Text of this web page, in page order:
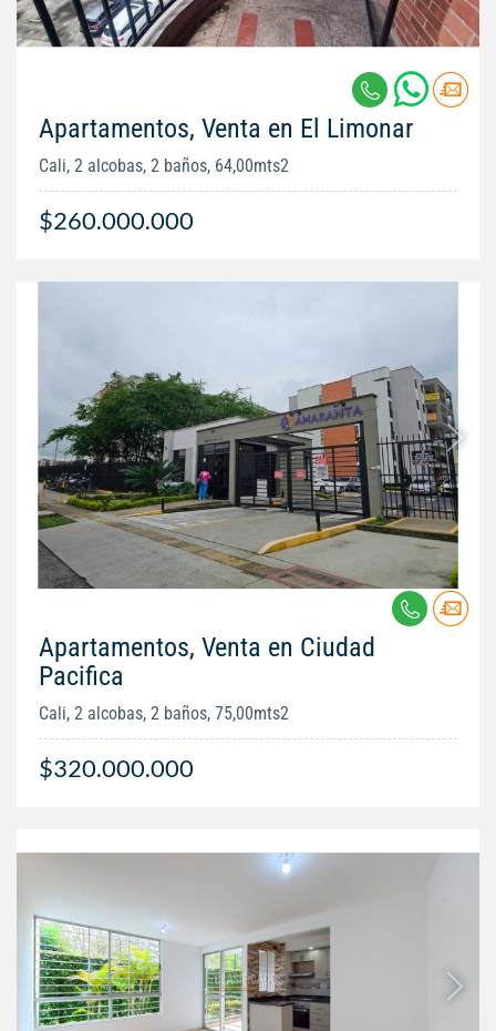
Apartamentos, Venta en El Limonar
Cali, 2 alcobas, 2 baños, 64,00mts2
$260.000.000
Apartamentos, Venta en Ciudad
Pacifica
Cali, 2 alcobas, 2 baños, 75,00mts2
$320.000.000